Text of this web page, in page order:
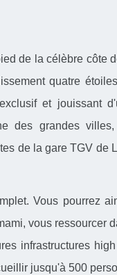
de la célèbre côte
quatre
et jouissant
des grandes
de la gare TGV de
Vous pourrez
vous ressourcer
infrastructures
jusqu'à 500